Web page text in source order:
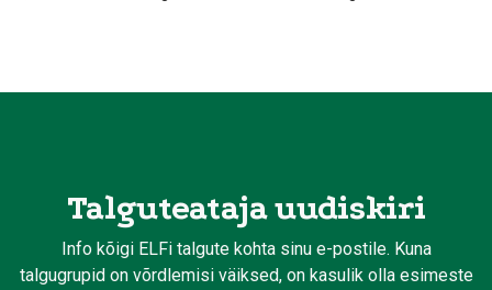
Talguteataja uudiskiri
Info kõigi ELFi talgute kohta sinu e-postile. Kuna
talgugrupid on võrdlemisi väiksed, on kasulik olla esimeste